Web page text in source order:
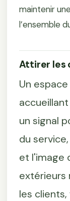
maintenir
l’ensemble
Attirer les
Un
un signal
du
et l'image
extérieurs
les